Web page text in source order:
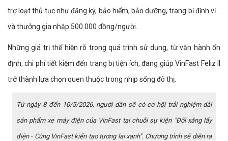
trợ loạt thủ tục như đăng ký, bảo hiểm, bảo dưỡng, trang bị định vị...
và thưởng gia nhập 500.000 đồng/người.
Những giá trị thể hiện rõ trong quá trình sử dụng, từ vận hành ổn
định, chi phí tiết kiệm đến trang bị tiện ích, đang giúp VinFast Feliz II
trở thành lựa chọn quen thuộc trong nhịp sống đô thị.
Từ ngày 8 đến 10/5/2026, người dân sẽ có cơ hội trải nghiệm dải
sản phẩm xe máy điện của VinFast tại chuỗi sự kiện "Đổi xăng lấy
điện - Cùng VinFast kiến tạo tương lai xanh". Chương trình sẽ diễn ra